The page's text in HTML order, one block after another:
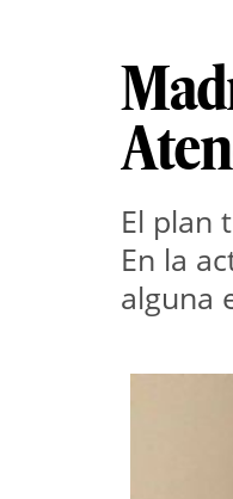
El plan
En la
alguna